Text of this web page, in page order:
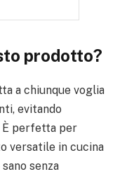
prodotto?
a chiunque voglia
evitando
È perfetta per
versatile in cucina
senza